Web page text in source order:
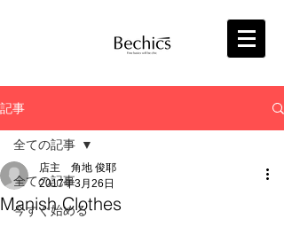
記事
全ての記事
今すぐ始める
全ての記事
Manish Clothes
店主 角地 俊耶
2017年3月26日